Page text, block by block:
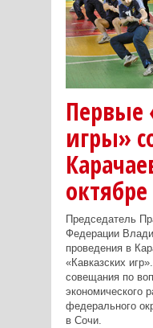
Первые
игры»
октябре
Председатель
Федерации
проведения в
«Кавказских
совещания по
экономического
федерального
в Сочи.